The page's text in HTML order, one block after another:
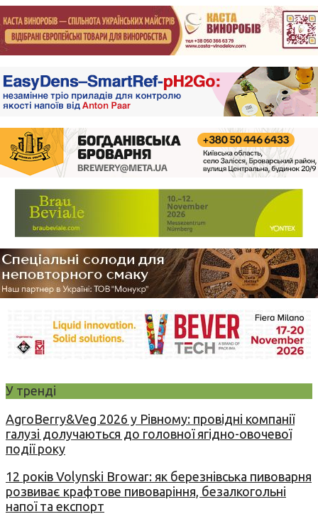
У тренді
AgroBerry&Veg 2026 у Рівному: провідні компанії
галузі долучаються до головної ягідно-овочевої
події року
12 років Volynski Browar: як березнівська пивоварня
розвиває крафтове пивоваріння, безалкогольні
напої та експорт